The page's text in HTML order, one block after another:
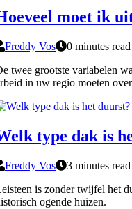
moet ik
Freddy Vos
0 minutes read
twee grootste variabelen
in uw regio moeten
type dak is
Freddy Vos
3 minutes read
is zonder twijfel het
ogende huizen.